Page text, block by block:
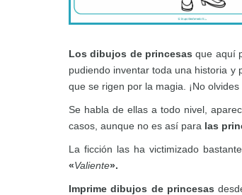
Los dibujos de princesas que aquí
pudiendo inventar toda una historia
que se rigen por la magia. ¡No
Se habla de ellas a todo nivel,
casos, aunque no es así para las
La ficción las ha victimizado
«Valiente».
Imprime dibujos de princesas